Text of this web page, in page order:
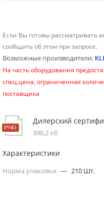
Если Вы готовы рассматривать
сообщить об этом при запросе.
Возможные производители:
На часть оборудования
спец.цена, ограниченная
поставщика
Дилерский
390,2 кб
Характеристики
Норма упаковки — 210 Шт.